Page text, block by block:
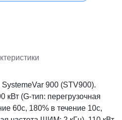
900 (STV900).
(G-тип: перегрузочная
60с, 180% в течение 10с,